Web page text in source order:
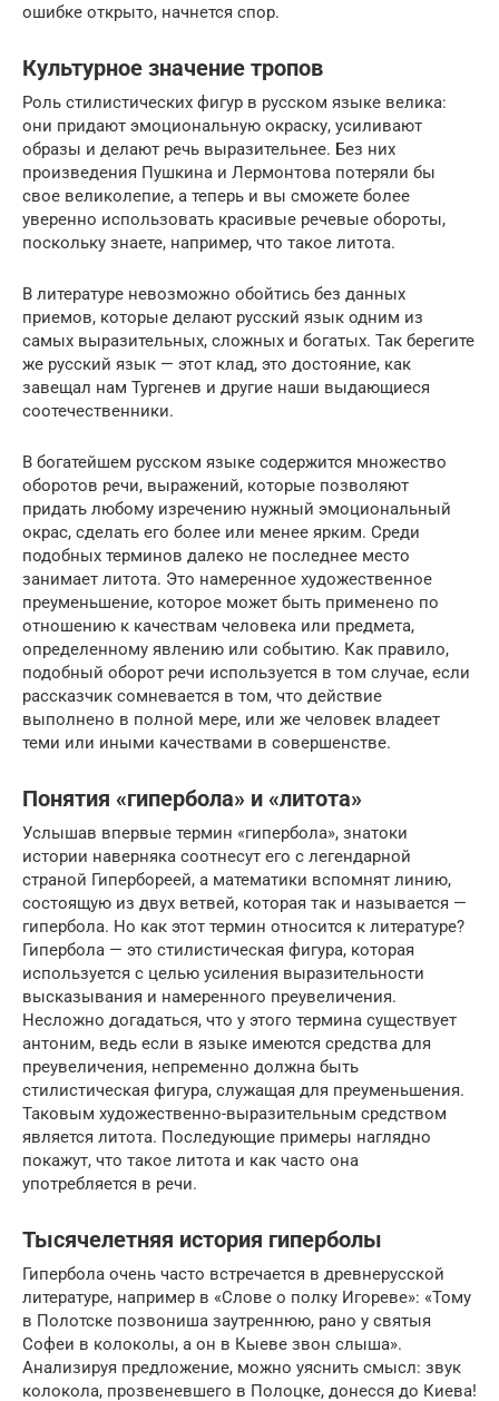
ошибке открыто, начнется спор.
Культурное значение тропов
Роль стилистических фигур в русском языке велика:
они придают эмоциональную окраску, усиливают
образы и делают речь выразительнее. Без них
произведения Пушкина и Лермонтова потеряли бы
свое великолепие, а теперь и вы сможете более
уверенно использовать красивые речевые обороты,
поскольку знаете, например, что такое литота.
В литературе невозможно обойтись без данных
приемов, которые делают русский язык одним из
самых выразительных, сложных и богатых. Так берегите
же русский язык — этот клад, это достояние, как
завещал нам Тургенев и другие наши выдающиеся
соотечественники.
В богатейшем русском языке содержится множество
оборотов речи, выражений, которые позволяют
придать любому изречению нужный эмоциональный
окрас, сделать его более или менее ярким. Среди
подобных терминов далеко не последнее место
занимает литота. Это намеренное художественное
преуменьшение, которое может быть применено по
отношению к качествам человека или предмета,
определенному явлению или событию. Как правило,
подобный оборот речи используется в том случае, если
рассказчик сомневается в том, что действие
выполнено в полной мере, или же человек владеет
теми или иными качествами в совершенстве.
Понятия «гипербола» и «литота»
Услышав впервые термин «гипербола», знатоки
истории наверняка соотнесут его с легендарной
страной Гипербореей, а математики вспомнят линию,
состоящую из двух ветвей, которая так и называется —
гипербола. Но как этот термин относится к литературе?
Гипербола — это стилистическая фигура, которая
используется с целью усиления выразительности
высказывания и намеренного преувеличения.
Несложно догадаться, что у этого термина существует
антоним, ведь если в языке имеются средства для
преувеличения, непременно должна быть
стилистическая фигура, служащая для преуменьшения.
Таковым художественно-выразительным средством
является литота. Последующие примеры наглядно
покажут, что такое литота и как часто она
употребляется в речи.
Тысячелетняя история гиперболы
Гипербола очень часто встречается в древнерусской
литературе, например в «Слове о полку Игореве»: «Тому
в Полотске позвониша заутреннюю, рано у святыя
Софеи в колоколы, а он в Кыеве звон слыша».
Анализируя предложение, можно уяснить смысл: звук
колокола, прозвеневшего в Полоцке, донесся до Киева!